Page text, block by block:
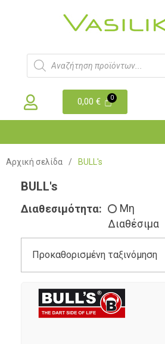
0,00€
Αρχική σελίδα / BULL's
BULL's
Διαθεσιμότητα:
Μη
Διαθέσιμα